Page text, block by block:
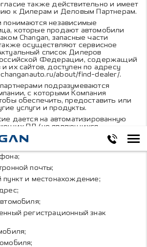
также действительно и имеет
к Дилерам и Деловым Партнерам.
независимые
которые продают автомобили
Changan, запасные части
осуществляют сервисное
список Дилеров
Федерации, содержащий
их сайтов, доступен по адресу
about/find-dealer/.
подразумеваются
с которыми Компания
обеспечить, предоставить или
услуги и продукты.
дается на автоматизированную
ПД (не являющихся
биометрическими):
почты;
пункт и местонахождение;
регистрационный знак